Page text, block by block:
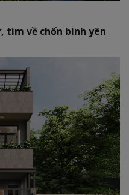
tìm về chốn bình yên